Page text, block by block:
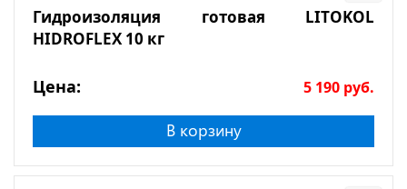
Гидроизоляция готовая LITOKOL
HIDROFLEX 10 кг
Цена: 5 190 руб.
В корзину